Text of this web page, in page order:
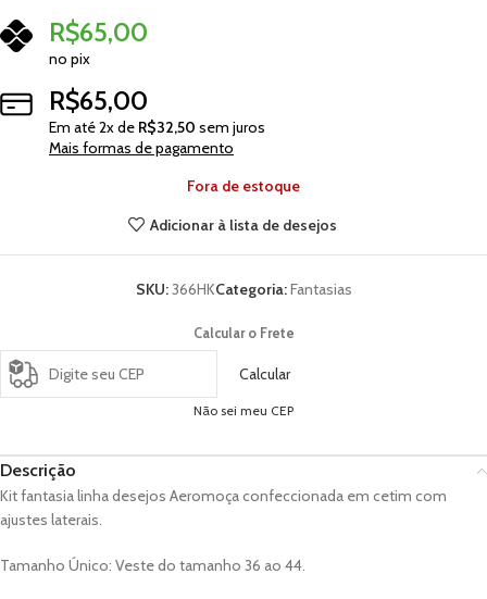
R$65,00
no pix
R$65,00
Em até2x de R$32,50 sem juros
Mais formas de pagamento
Fora de estoque
Adicionar à lista de desejos
SKU:366HKCategoria:Fantasias
Calcular o Frete
Calcular
Não sei meu CEP
Descrição
Kit fantasia linha desejos Aeromoça confeccionada em cetim com
ajustes laterais.
Tamanho Único: Veste do tamanho 36 ao 44.